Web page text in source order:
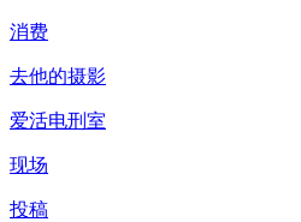
消费
去他的摄影
爱活电刑室
现场
投稿